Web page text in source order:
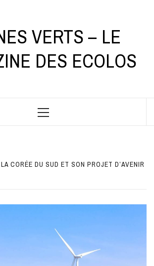
VERTS – LE
DES ECOLOS
Primary
LA CORÉE DU SUD ET SON PROJET D’AVENIR